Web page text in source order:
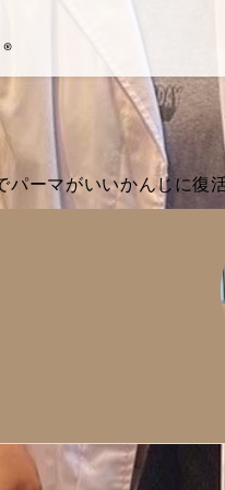
パーマがいいかんじに